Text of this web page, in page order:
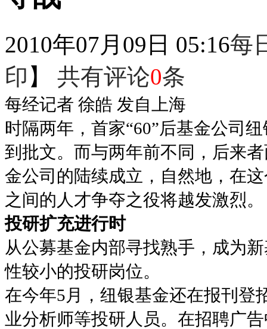
2010年07月09日 05:16每
印 】 共有评论0条
每经记者 徐皓 发自上海
时隔两年，首家“60”后基金公司
到批文。而与两年前不同，后来
金公司的陆续成立，自然地，在
之间的人才争夺之役将越发激烈。
投研扩充进行时
从公募基金内部寻找熟手，成为
性较小的投研岗位。
在今年5月，纽银基金还在报刊登
业分析师等投研人员。在招聘广